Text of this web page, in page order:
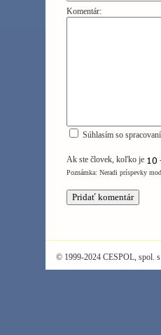
Komentár:
Súhlasím so
Ak ste človek, koľko je
Poznámka: Neradi príspevky
© 1999-2024 CESPOL, spol. s